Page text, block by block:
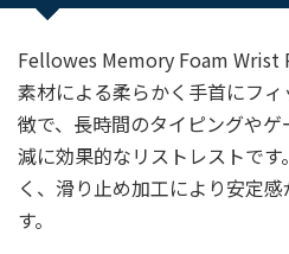
Fellowes Memory Foam Wrist
素材による柔らかく手首にフ
徴で、長時間のタイピングや
減に効果的なリストレストで
く、滑り止め加工により安定
す。